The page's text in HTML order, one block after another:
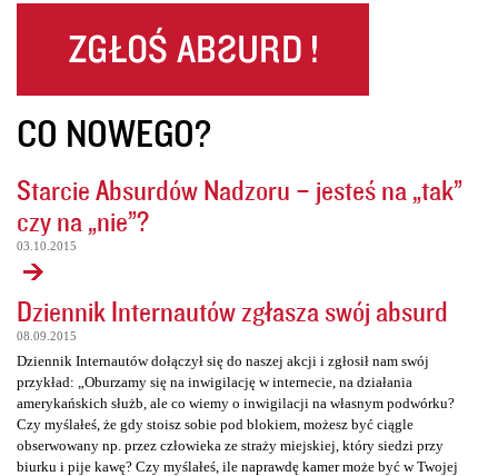
CO NOWEGO?
Starcie Absurdów Nadzoru – jesteś na „tak”
czy na „nie”?
03.10.2015
Dziennik Internautów zgłasza swój absurd
08.09.2015
Dziennik Internautów dołączył się do naszej akcji i zgłosił nam swój
przykład: „Oburzamy się na inwigilację w internecie, na działania
amerykańskich służb, ale co wiemy o inwigilacji na własnym podwórku?
Czy myślałeś, że gdy stoisz sobie pod blokiem, możesz być ciągle
obserwowany np. przez człowieka ze straży miejskiej, który siedzi przy
biurku i pije kawę? Czy myślałeś, ile naprawdę kamer może być w Twojej